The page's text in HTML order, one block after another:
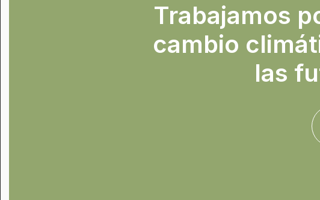
Trabajamos
cambio
las